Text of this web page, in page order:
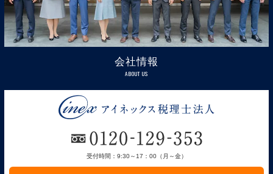
会社情報
ABOUT US
受付時間：9:30～17：00（月～金）